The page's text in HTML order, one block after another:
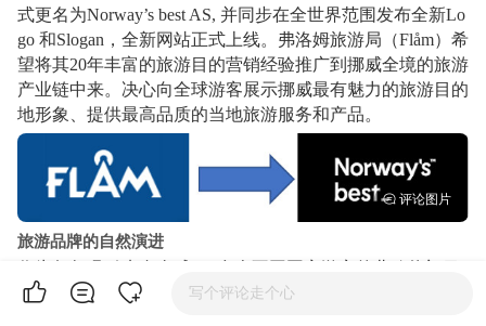
式更名为Norway’s best AS, 并同步在全世界范围发布全新Lo
go 和Slogan，全新网站正式上线。弗洛姆旅游局（Flåm）希
望将其20年丰富的旅游目的营销经验推广到挪威全境的旅游
产业链中来。决心向全球游客展示挪威最有魅力的旅游目的
地形象、提供最高品质的当地旅游服务和产品。
旅游品牌的自然演进
的地，Norway’s best这一品牌是建立在峡湾小镇弗洛姆（Flå
写个评论走个心